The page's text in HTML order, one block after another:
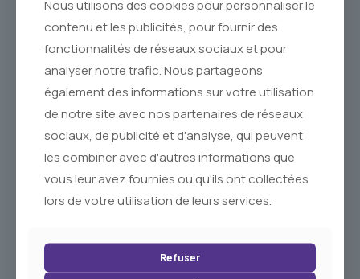
Savon corde Olive
4,80€
Galet avec corde aux Huiles
Essentielles de Gurjum, Huile
d’Argan & Charbon Végétal
4,80€
Nous utilisons des cookies pour personnaliser le
contenu et les publicités, pour fournir des
fonctionnalités de réseaux sociaux et pour
analyser notre trafic. Nous partageons
également des informations sur votre utilisation
de notre site avec nos partenaires de réseaux
sociaux, de publicité et d'analyse, qui peuvent
les combiner avec d'autres informations que
vous leur avez fournies ou qu'ils ont collectées
lors de votre utilisation de leurs services.
Refuser